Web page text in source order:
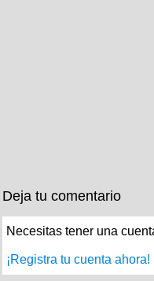
Deja tu comentario
Necesitas tener una
¡Registra tu cuenta ahora!